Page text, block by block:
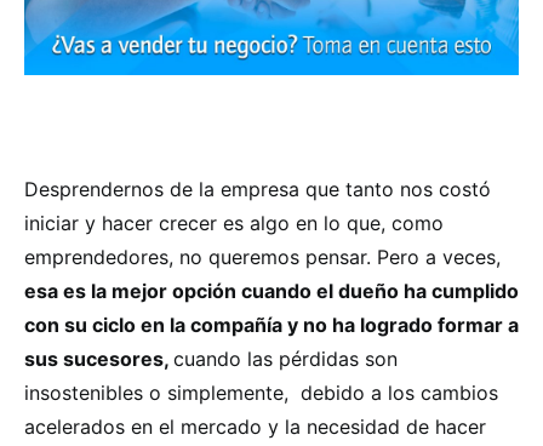
Desprendernos de la empresa que tanto nos costó
iniciar y hacer crecer es algo en lo que, como
emprendedores, no queremos pensar. Pero a veces,
esa es la mejor opción cuando el dueño ha cumplido
con su ciclo en la compañía y no ha logrado formar a
sus sucesores, cuando las pérdidas son
insostenibles o simplemente, debido a los cambios
acelerados en el mercado y la necesidad de hacer